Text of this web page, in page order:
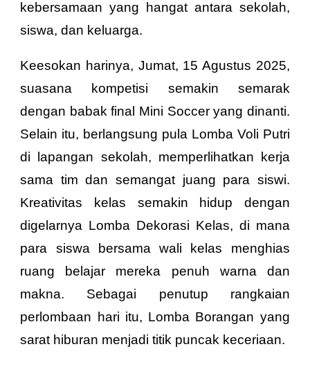
kebersamaan yang hangat antara sekolah,
siswa, dan keluarga.
Keesokan harinya, Jumat, 15 Agustus 2025,
suasana kompetisi semakin semarak
dengan babak final Mini Soccer yang dinanti.
Selain itu, berlangsung pula Lomba Voli Putri
di lapangan sekolah, memperlihatkan kerja
sama tim dan semangat juang para siswi.
Kreativitas kelas semakin hidup dengan
digelarnya Lomba Dekorasi Kelas, di mana
para siswa bersama wali kelas menghias
ruang belajar mereka penuh warna dan
makna. Sebagai penutup rangkaian
perlombaan hari itu, Lomba Borangan yang
sarat hiburan menjadi titik puncak keceriaan.